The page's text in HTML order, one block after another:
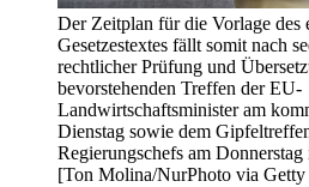
Der Zeitplan für die Vorlage des
Gesetzestextes fällt somit nach
rechtlicher Prüfung und
bevorstehenden Treffen der EU-
Landwirtschaftsminister am
Dienstag sowie dem
Regierungschefs am
[Ton Molina/NurPhoto via Getty